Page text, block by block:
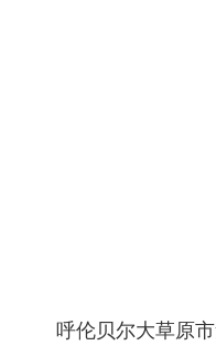
呼伦贝尔大草原